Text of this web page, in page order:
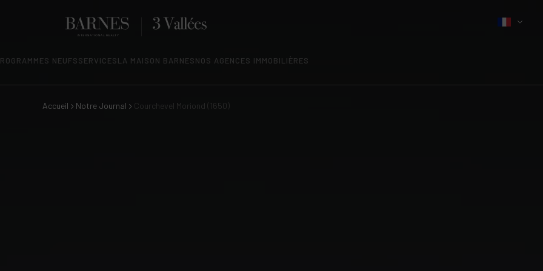
NEUFSSERVICESLA MAISON BARNESNOS AGENCES IMMOBILIÈRES
Accueil Notre Journal Courchevel Moriond (1650)